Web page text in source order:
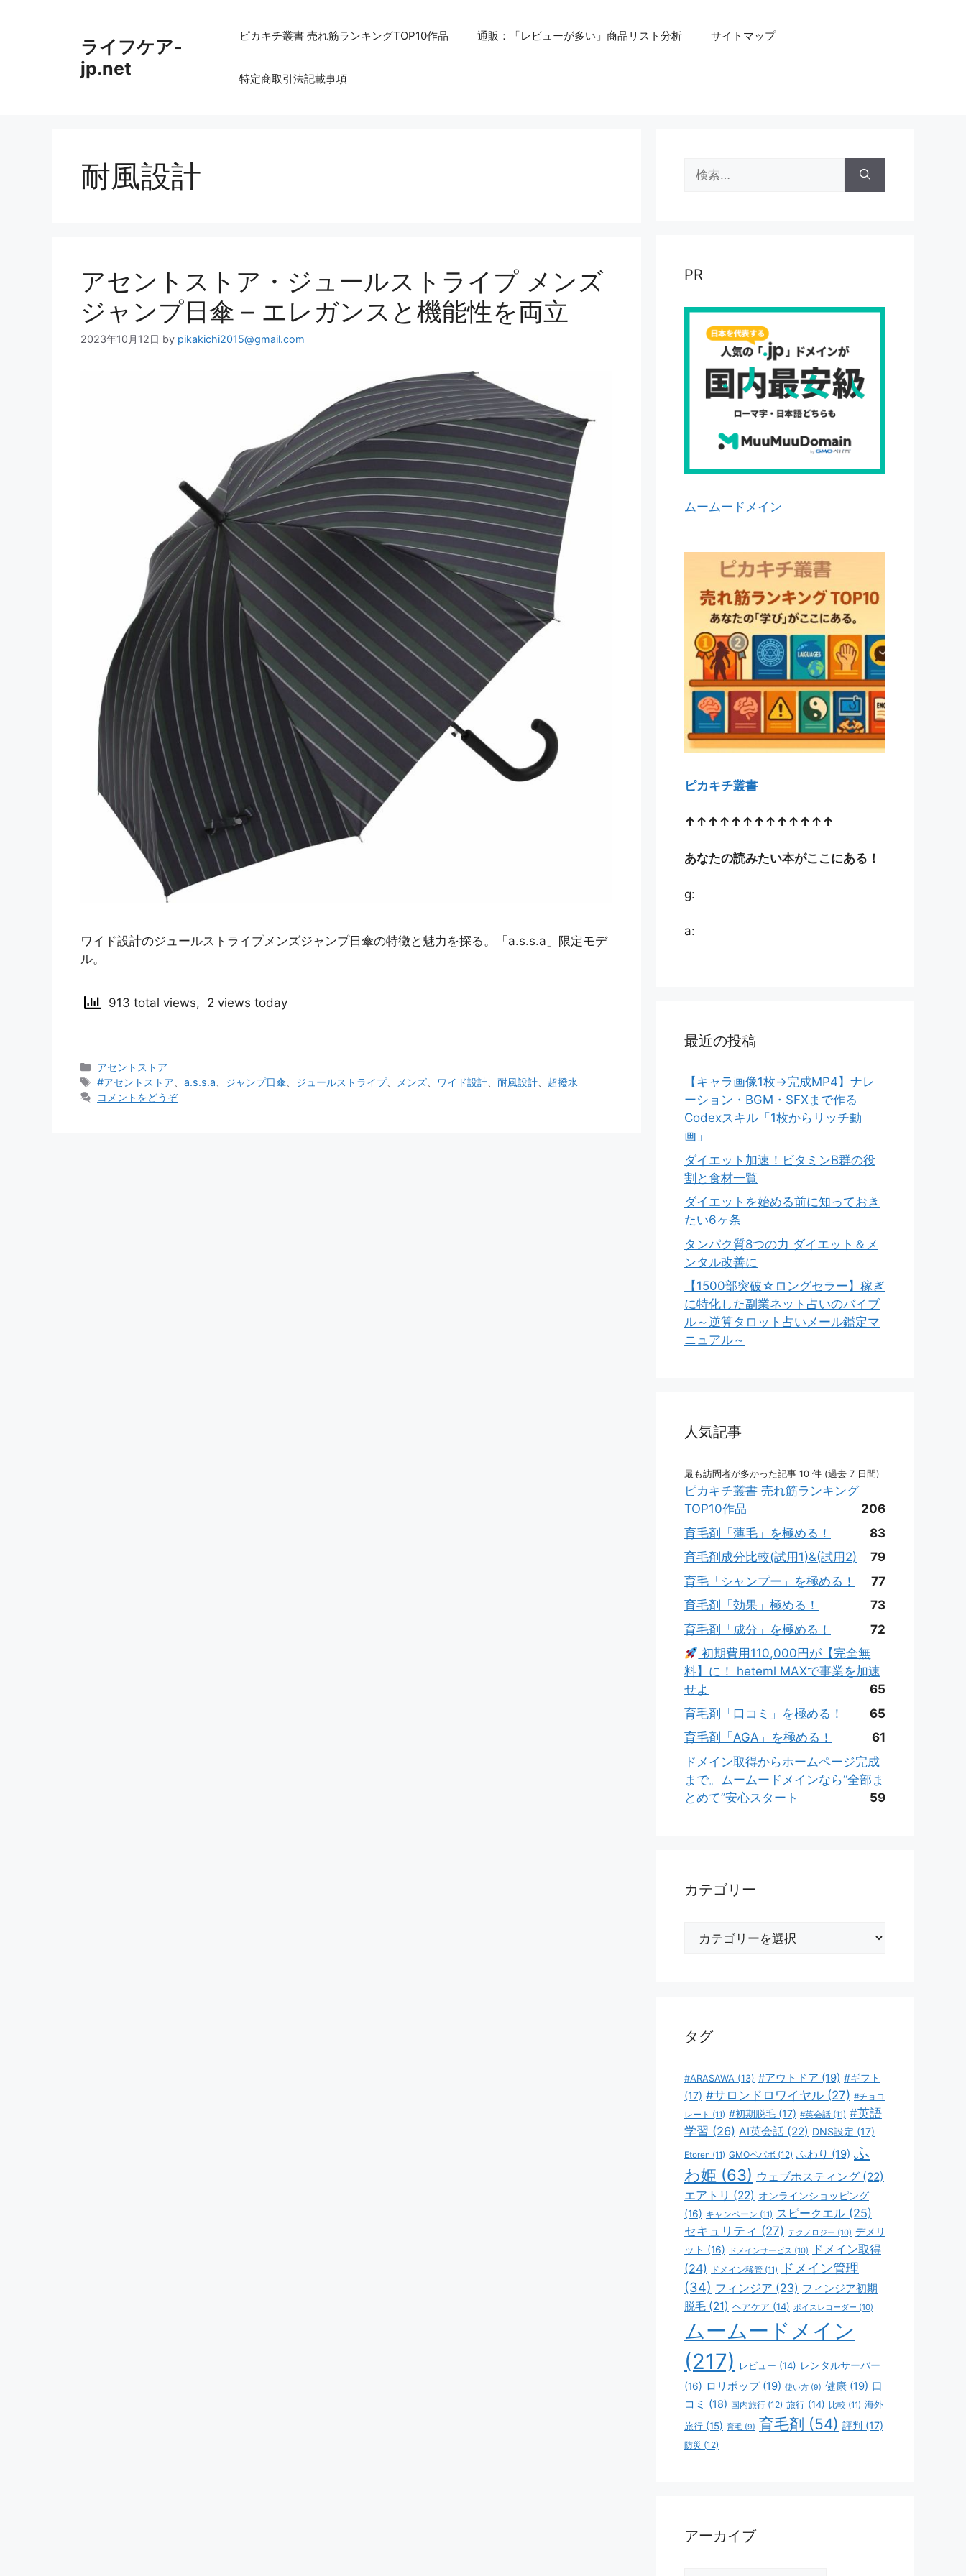
ライフケア-
jp.net
ピカキチ叢書 売れ筋ランキングTOP10作品 通販：「レビューが多い」商品リスト分析 サイトマップ
特定商取引法記載事項
耐風設計
アセントストア・ジュールストライプ メンズ
ジャンプ日傘 – エレガンスと機能性を両立
2023年10月12日 by pikakichi2015@gmail.com
ワイド設計のジュールストライプメンズジャンプ日傘の特徴と魅力を探る。「a.s.s.a」限定モデ
ル。
913 total views, 2 views today
カ
テ
ゴ
アセントストア
タ
グ
#アセントストア 、a.s.s.a ジャンプ日傘 ジュールストライプ、 メンズ ワイド設計 、耐風設計
超撥水
コメントをどうぞ
索:
PR
ムームードメイン
ピカキチ叢書
↑↑↑↑↑↑↑↑↑↑↑↑↑
あなたの読みたい本がここにある！
g:
a:
最近の投稿
【キャラ画像1枚→完成MP4】ナレ
ーション・BGM・SFXまで作る
Codexスキル「1枚からリッチ動
画」
ダイエット加速！ビタミンB群の役
割と食材一覧
ダイエットを始める前に知っておき
たい6ヶ条
タンパク質8つの力 ダイエット＆メ
ンタル改善に
【1500部突破☆ロングセラー】稼ぎ
に特化した副業ネット占いのバイブ
ル～逆算タロット占いメール鑑定マ
ニュアル～
人気記事
最も訪問者が多かった記事 10 件 (過去 7 日間)
ピカキチ叢書 売れ筋ランキング
TOP10作品
206
育毛剤「薄毛」を極める！
83
育毛剤成分比較(試用1)&(試用2)
79
育毛「シャンプー」を極める！
77
育毛剤「効果」極める！
73
育毛剤「成分」を極める！
72
初期費用110,000円が【完全無
料】に！ heteml MAXで事業を加速
せよ
65
育毛剤「口コミ」を極める！
65
育毛剤「AGA」を極める！
61
ドメイン取得からホームページ完成
まで。ムームードメインなら“全部ま
とめて”安心スタート
59
カテゴリー
タグ
#ARASAWA (13) #アウトドア (19) #ギフト
(17) #サロンドロワイヤル (27) #チョコ
レート (11) #初期脱毛 (17) #英会話 (11) #英語
学習 (26) AI英会話 (22) DNS設定 (17)
Etoren (11) GMOペパボ (12) ふわり (19) ふ
わ姫 (63) ウェブホスティング (22)
エアトリ (22) オンラインショッピング
(16) キャンペーン (11) スピークエル (25)
セキュリティ (27) テクノロジー (10) デメリ
ット (16) ドメインサービス (10)
ドメイン取得
(24)
ドメイン移管 (11)
ドメイン管理
(34) フィンジア (23) フィンジア初期
脱毛 (21) ヘアケア (14) ボイスレコーダー (10)
ムームードメイン
(217)
レビュー (14) レンタルサーバー
(16) ロリポップ(19) 使い方 (9) 健康 (19) 口
コミ (18) 国内旅行 (12) 旅行 (14) 比較 (11) 海外
旅行 (15) 育毛 (9) 育毛剤 (54) 評判 (17)
防災 (12)
アーカイブ